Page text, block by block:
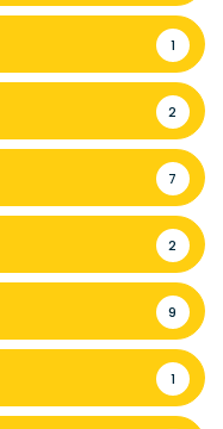
1
2
7
2
9
1